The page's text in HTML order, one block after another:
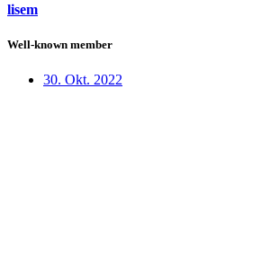
lisem
Well-known member
30. Okt. 2022